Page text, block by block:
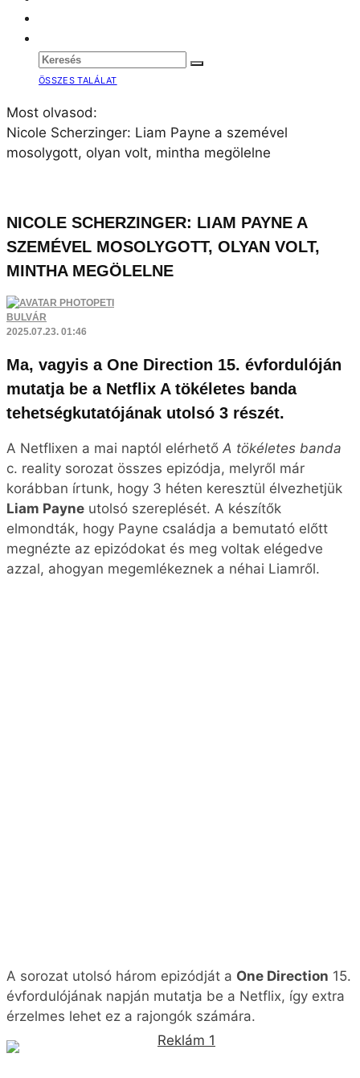
ÖSSZES TALÁLAT
Most olvasod:
Nicole Scherzinger: Liam Payne a szemével
mosolygott, olyan volt, mintha megölelne
NICOLE SCHERZINGER: LIAM PAYNE A
SZEMÉVEL MOSOLYGOTT, OLYAN VOLT,
MINTHA MEGÖLELNE
PETI
BULVÁR
2025.07.23. 01:46
Ma, vagyis a One Direction 15. évfordulóján
mutatja be a Netflix A tökéletes banda
tehetségkutatójának utolsó 3 részét.
A Netflixen a mai naptól elérhető A tökéletes banda
c. reality sorozat összes epizódja, melyről már
korábban írtunk, hogy 3 héten keresztül élvezhetjük
Liam Payne utolsó szereplését. A készítők
elmondták, hogy Payne családja a bemutató előtt
megnézte az epizódokat és meg voltak elégedve
azzal, ahogyan megemlékeznek a néhai Liamről.
A sorozat utolsó három epizódját a One Direction 15.
évfordulójának napján mutatja be a Netflix, így extra
érzelmes lehet ez a rajongók számára.